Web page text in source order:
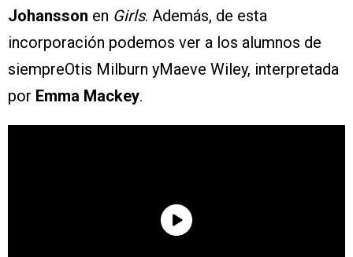
Johansson en Girls. Además, de esta
incorporación podemos ver a los alumnos de
siempreOtis Milburn yMaeve Wiley, interpretada
por Emma Mackey.